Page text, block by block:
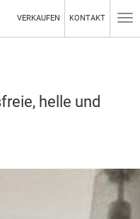
KONTAKT
VERKAUFEN
helle und